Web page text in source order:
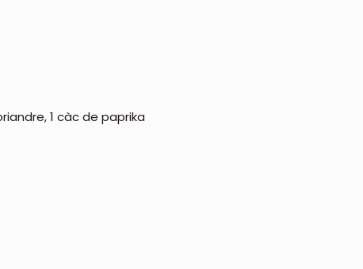
1 càc de paprika